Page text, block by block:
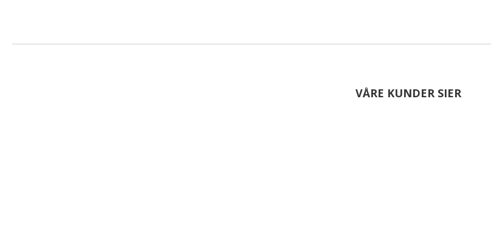
VÅRE KUNDER SIER